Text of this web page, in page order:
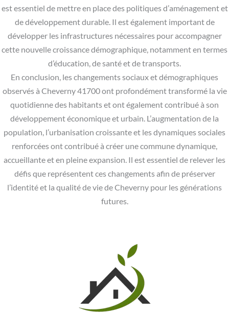
est essentiel de mettre en place des politiques d’aménagement et
de développement durable. Il est également important de
développer les infrastructures nécessaires pour accompagner
cette nouvelle croissance démographique, notamment en termes
d’éducation, de santé et de transports.
En conclusion, les changements sociaux et démographiques
observés à Cheverny 41700 ont profondément transformé la vie
quotidienne des habitants et ont également contribué à son
développement économique et urbain. L’augmentation de la
population, l’urbanisation croissante et les dynamiques sociales
renforcées ont contribué à créer une commune dynamique,
accueillante et en pleine expansion. Il est essentiel de relever les
défis que représentent ces changements afin de préserver
l’identité et la qualité de vie de Cheverny pour les générations
futures.